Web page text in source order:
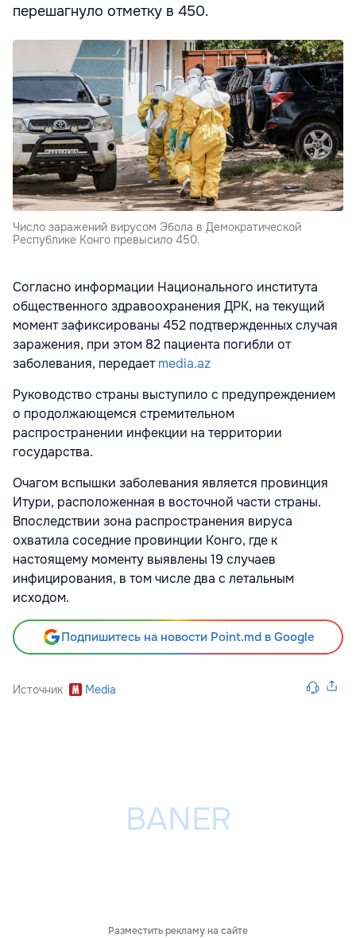
перешагнуло отметку в 450.
Число заражений вирусом Эбола в Демократической
Республике Конго превысило 450.
Согласно информации Национального института
общественного здравоохранения ДРК, на текущий
момент зафиксированы 452 подтвержденных случая
заражения, при этом 82 пациента погибли от
заболевания, передаетmedia.az
Руководство страны выступило с предупреждением
о продолжающемся стремительном
распространении инфекции на территории
государства.
Очагом вспышки заболевания является провинция
Итури, расположенная в восточной части страны.
Впоследствии зона распространения вируса
охватила соседние провинции Конго, где к
настоящему моменту выявлены 19 случаев
инфицирования, в том числе два с летальным
исходом.
Подпишитесь на новости Point.md в Google
Источник Media
Разместить рекламу на сайте